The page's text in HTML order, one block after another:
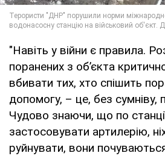
"Навіть у війни є правила.
поранених з об’єкта
вбивати тих, хто спішить
допомогу, – це, без сумніву,
Чудово знаючи, що по
застосовувати артилерію,
руйнувати, вони